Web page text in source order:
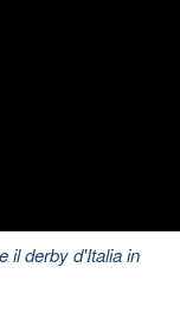
il derby d'Italia in